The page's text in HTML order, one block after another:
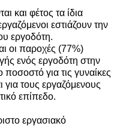
και φέτος τα ίδια
εστιάζουν την
εργοδότη.
οι παροχές (77%)
ενός εργοδότη στην
για τις γυναίκες
τους εργαζόμενους
επίπεδο.
εργασιακό